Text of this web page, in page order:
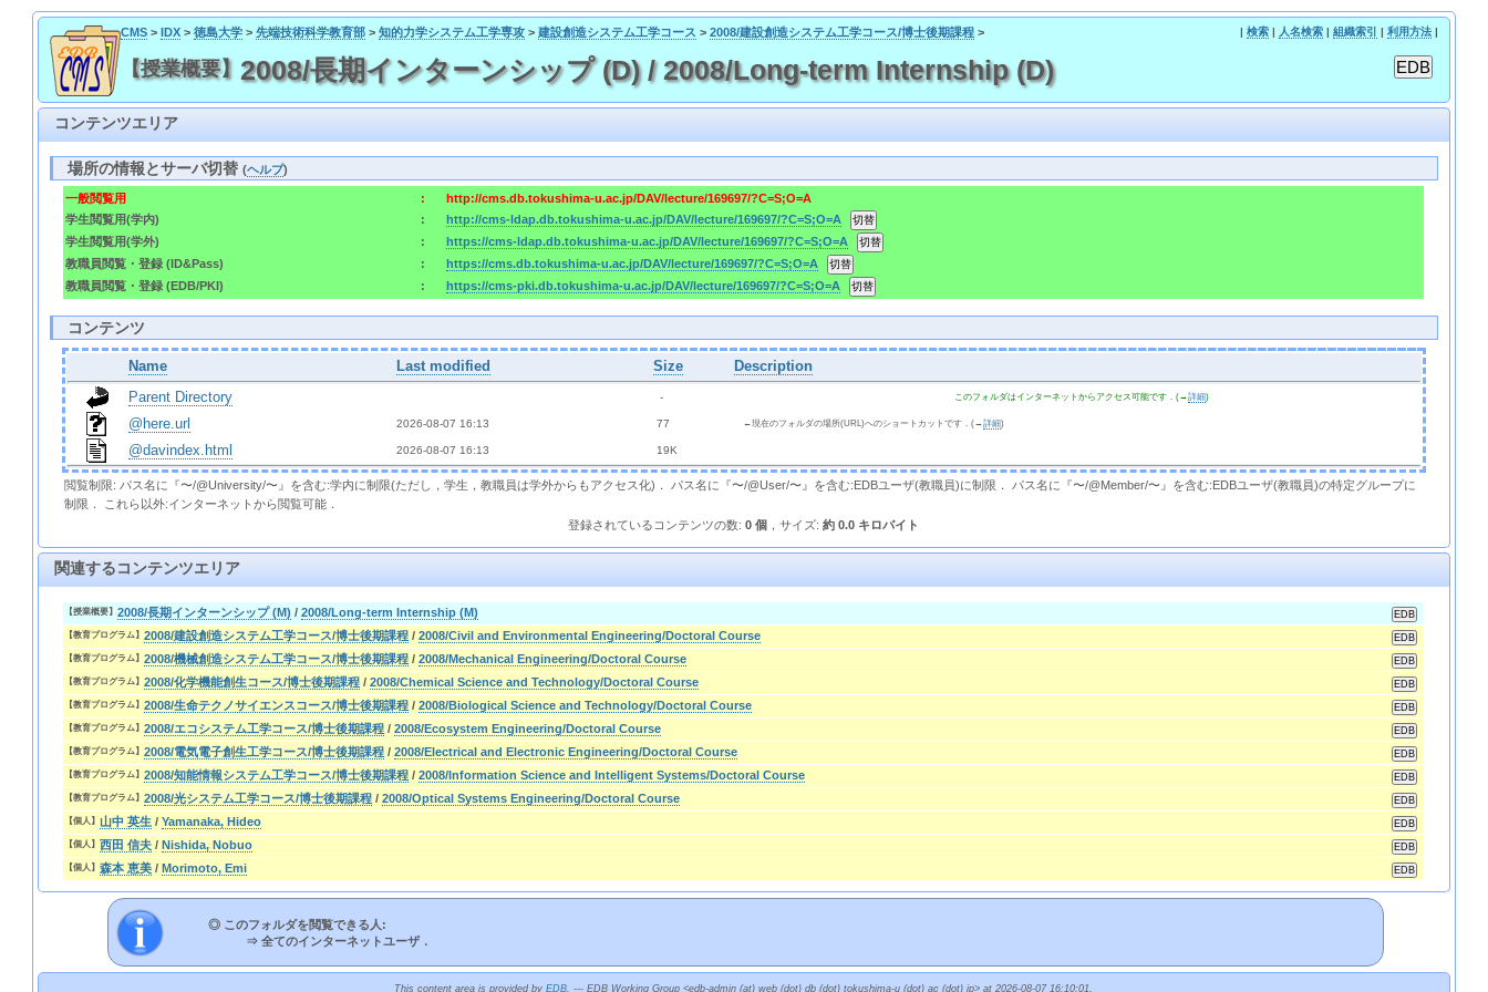
CMS> IDX> 徳島大学> 先端技術科学教育部> 知的力学システム工学専攻> 建設創造システム工学コース > 2008/建設創造システム工学コース/博士後期課程> | 検索| 人名検索| 組織索引 | 利用方法|
【授業概要】 2008/長期インターンシップ (D) / 2008/Long-term Internship (D)
コンテンツエリア
場所の情報とサーバ切替(ヘルプ)
一般閲覧用 :
http://cms.db.tokushima-u.ac.jp/DAV/lecture/169697/?C=S;O=A
学生閲覧用(学内)
:
http://cms-ldap.db.tokushima-u.ac.jp/DAV/lecture/169697/?C=S;O=A
学生閲覧用(学外)
:
https://cms-ldap.db.tokushima-u.ac.jp/DAV/lecture/169697/?C=S;O=A
教職員閲覧・登録 (ID&Pass)
:
https://cms.db.tokushima-u.ac.jp/DAV/lecture/169697/?C=S;O=A
教職員閲覧・登録 (EDB/PKI)
: https://cms-pki.db.tokushima-u.ac.jp/DAV/lecture/169697/?C=S;O=A
コンテンツ
Name Last modified Size
Description
Parent Directory
  -
このフォルダはインターネットからアクセス可能です．(→詳細)
@here.url 2026-08-07 16:13 77 ←現在のフォルダの場所(URL)へのショートカットです．(→詳細)
@davindex.html 2026-08-07 16:13 19K
閲覧制限: パス名に『〜/@University/〜』を含む:学内に制限(ただし，学生，教職員は学外からもアクセス化)． パス名に『〜/@User/〜』を含む:EDBユーザ(教職員)に制限． パス名に『〜/@Member/〜』を含む:EDBユーザ(教職員)の特定グループに
制限． これら以外:インターネットから閲覧可能．
登録されているコンテンツの数:0 個 ，サイズ:約 0.0 キロバイト
関連するコンテンツエリア
【授業概要】2008/長期インターンシップ (M) /2008/Long-term Internship (M)
【教育プログラム】2008/建設創造システム工学コース/博士後期課程 /2008/Civil and Environmental Engineering/Doctoral Course
【教育プログラム】2008/機械創造システム工学コース/博士後期課程 /2008/Mechanical Engineering/Doctoral Course
【教育プログラム】2008/化学機能創生コース/博士後期課程 /2008/Chemical Science and Technology/Doctoral Course
【教育プログラム】2008/生命テクノサイエンスコース/博士後期課程 /2008/Biological Science and Technology/Doctoral Course
【教育プログラム】2008/エコシステム工学コース/博士後期課程 /2008/Ecosystem Engineering/Doctoral Course
【教育プログラム】2008/電気電子創生工学コース/博士後期課程 /2008/Electrical and Electronic Engineering/Doctoral Course
【教育プログラム】2008/知能情報システム工学コース/博士後期課程 /2008/Information Science and Intelligent Systems/Doctoral Course
【教育プログラム】2008/光システム工学コース/博士後期課程 /2008/Optical Systems Engineering/Doctoral Course
【個人】山中 英生 /Yamanaka, Hideo
【個人】西田 信夫 /Nishida, Nobuo
【個人】森本 恵美 /Morimoto, Emi
◎ このフォルダを閲覧できる人:
⇒全てのインターネットユーザ．
This content area is provided byEDB. --- EDB Working Group <edb-admin (at) web (dot) db (dot) tokushima-u (dot) ac (dot) jp> at 2026-08-07 16:10:01.